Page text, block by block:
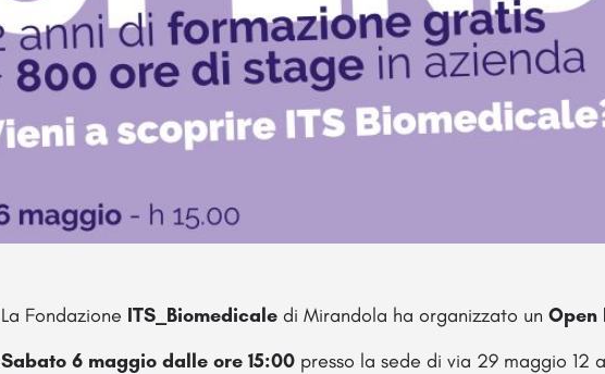
La Fondazione ITS_Biomedicale di Mirandola ha organizzato un Open
Sabato 6 maggio dalle ore 15:00 presso la sede di via 29 maggio 12